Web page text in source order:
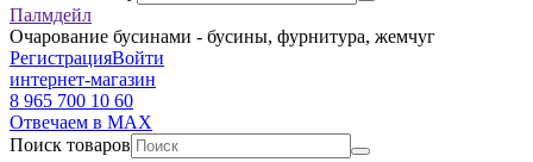
Палмдейл
Очарование бусинами - бусины, фурнитура, жемчуг
РегистрацияВойти
интернет-магазин
8 965 700 10 60
Отвечаем в MAX
Поиск товаров